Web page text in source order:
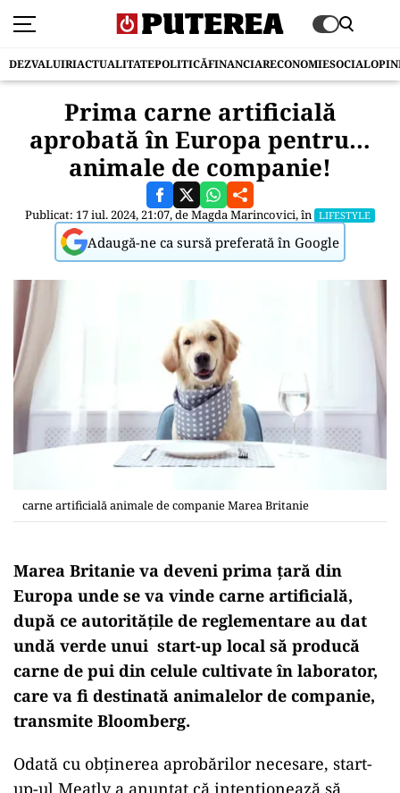
DEZVALUIRIACTUALITATEPOLITICĂFINANCIARECONOMIESOCIAL
Prima carne artificială
aprobată în Europa pentru…
animale de companie!
Publicat: 17 iul. 2024, 21:07, deMagda Marincovici, în LIFESTYLE
Adaugă-ne ca sursă preferată în Google
carne artificială animale de companie Marea Britanie
Marea Britanie va deveni prima ţară din
Europa unde se va vinde carne artificială,
după ce autoritățile de reglementare au dat
undă verde unui start-up local să producă
carne de pui din celule cultivate în laborator,
care va fi destinată animalelor de companie,
transmite Bloomberg.
Odată cu obţinerea aprobărilor necesare, start-
up-ul Meatly a anunțat că intenționează să